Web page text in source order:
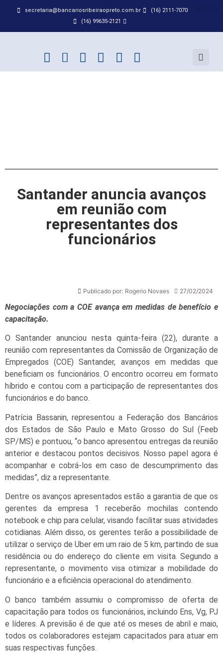
secretaria@bancariosribeiraopreto.com.br
(16) 2111-7070
(16) 99635-2121
Santander anuncia avanços
em reunião com
representantes dos
funcionários
Publicado por: Rogerio Novaes 27/02/2024
Negociações com a COE avança em medidas de benefício e
capacitação.
O Santander anunciou nesta quinta-feira (22), durante a
reunião com representantes da Comissão de Organização de
Empregados (COE) Santander, avanços em medidas que
beneficiam os funcionários. O encontro ocorreu em formato
híbrido e contou com a participação de representantes dos
funcionários e do banco.
Patrícia Bassanin, representou a Federação dos Bancários
dos Estados de São Paulo e Mato Grosso do Sul (Feeb
SP/MS) e pontuou, “o banco apresentou entregas da reunião
anterior e destacou pontos decisivos. Nosso papel agora é
acompanhar e cobrá-los em caso de descumprimento das
medidas”, diz a representante.
Dentre os avanços apresentados estão a garantia de que os
gerentes da empresa 1 receberão mochilas contendo
notebook e chip para celular, visando facilitar suas atividades
cotidianas. Além disso, os gerentes terão a possibilidade de
utilizar o serviço de Uber em um raio de 5 km, partindo de sua
residência ou do endereço do cliente em visita. Segundo a
representante, o movimento visa otimizar a mobilidade do
funcionário e a eficiência operacional do atendimento.
O banco também assumiu o compromisso de oferta de
capacitação para todos os funcionários, incluindo Ens, Vg, PJ
e líderes. A previsão é de que até os meses de abril e maio,
todos os colaboradores estejam capacitados para atuar em
suas respectivas funções.